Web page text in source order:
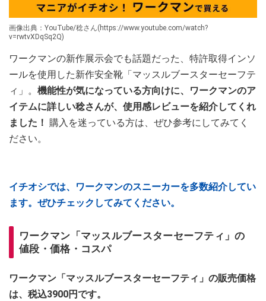
画像出典：YouTube/稔さん(https://www.youtube.com/watch?
v=rwtvXDqSq2Q)
ワークマンの新作展示会でも話題だった、特許取得インソ
ールを使用した新作安全靴「マッスルブースターセーフテ
ィ」。 機能性が気になっている方向けに、ワークマンのア
イテムに詳しい稔さんが、使用感レビューを紹介してくれ
ました！ 購入を迷っている方は、ぜひ参考にしてみてく
ださい。
イチオシでは、ワークマンのスニーカーを多数紹介してい
ます。ぜひチェックしてみてください。
ワークマン「マッスルブースターセーフティ」の
値段・価格・コスパ
ワークマン「マッスルブースターセーフティ」の販売価格
は、税込3900円です。